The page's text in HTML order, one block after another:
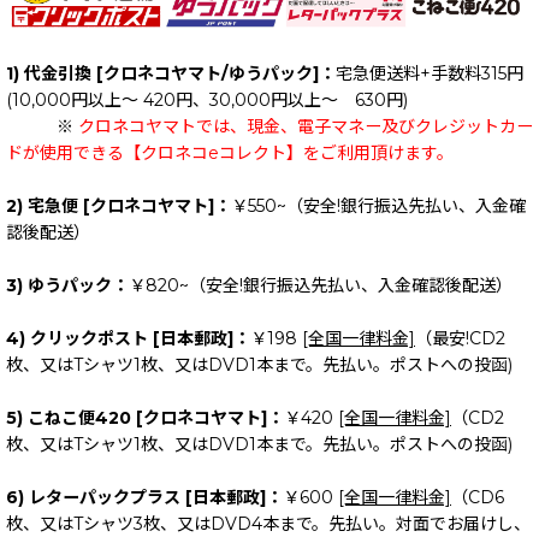
1) 代金引換 [クロネコヤマト/ゆうパック]： 宅急便送料+手数料315円
(10,000円以上～ 420円、30,000円以上～ 630円)
※ クロネコヤマトでは、現金、電子マネー及びクレジットカー
ドが使用できる【クロネコeコレクト】をご利用頂けます。
2) 宅急便 [クロネコヤマト]： ￥550~（安全!銀行振込先払い、入金確
認後配送）
3) ゆうパック： ￥820~（安全!銀行振込先払い、入金確認後配送）
4) クリックポスト [日本郵政]： ￥198 [全国一律料金]
（最安!CD2
枚、又はTシャツ1枚、又はDVD1本まで。先払い。ポストへの投函)
5) こねこ便420 [クロネコヤマト]： ￥420 [全国一律料金]
（CD2
枚、又はTシャツ1枚、又はDVD1本まで。先払い。ポストへの投函)
6) レターパックプラス [日本郵政]： ￥600 [全国一律料金]
（CD6
枚、又はTシャツ3枚、又はDVD4本まで。先払い。対面でお届けし、